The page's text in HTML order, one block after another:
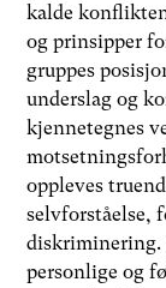
kalde
og prinsipper
gruppes
underslag og
kjennetegnes
oppleves
selvforståelse,
diskriminering.
personlige og